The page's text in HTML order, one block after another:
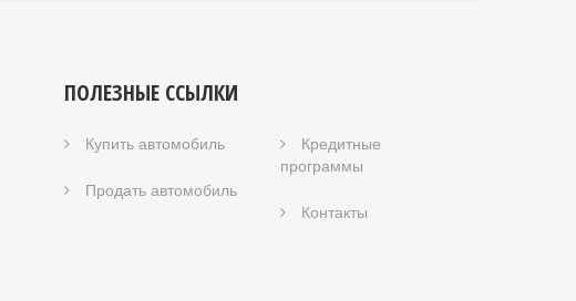
ПОЛЕЗНЫЕ ССЫЛКИ
Купить автомобиль
Продать автомобиль
Кредитные
программы
Контакты